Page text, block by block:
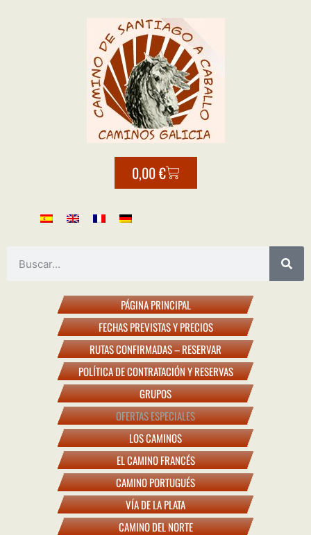
0,00€
PÁGINA PRINCIPAL
FECHAS PREVISTAS Y PRECIOS
RUTAS CONFIRMADAS – RESERVAR
POLÍTICA DE CONTRATACIÓN Y RESERVAS
GRUPOS
OFERTAS ESPECIALES
LOS CAMINOS
EL CAMINO FRANCÉS
CAMINO PORTUGUÉS
VÍA DE LA PLATA
CAMINO DEL NORTE